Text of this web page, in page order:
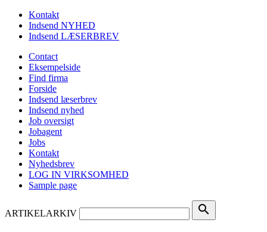
Kontakt
Indsend NYHED
Indsend LÆSERBREV
Contact
Eksempelside
Find firma
Forside
Indsend læserbrev
Indsend nyhed
Job oversigt
Jobagent
Jobs
Kontakt
Nyhedsbrev
LOG IN VIRKSOMHED
Sample page
ARTIKELARKIV search